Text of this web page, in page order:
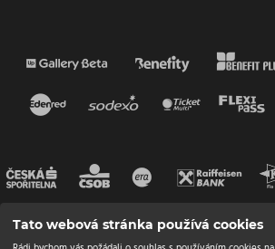
Tato webová stránka používá cookies